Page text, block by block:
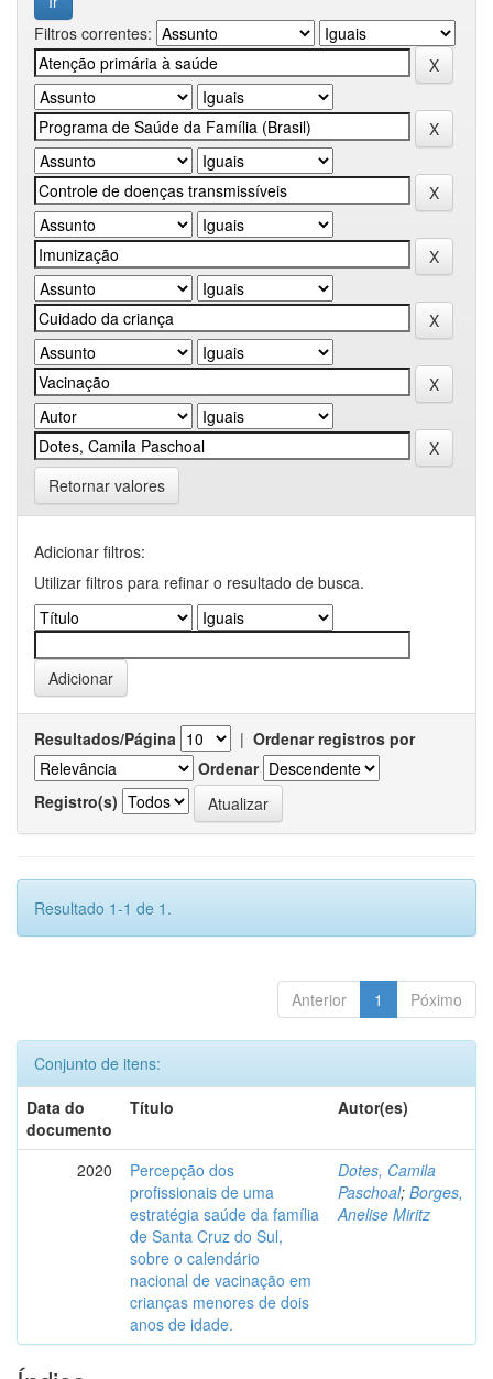
Filtros correntes:
Retornar valores
Adicionar filtros:
Utilizar filtros para refinar o resultado de busca.
Resultados/Página | Ordenar registros por
Ordenar
Registro(s)
Resultado 1-1 de 1.
Anterior 1 Póximo
Conjunto de itens:
Data do
documento
Título Autor(es)
2020
Percepção dos
profissionais de uma
estratégia saúde da família
de Santa Cruz do Sul,
sobre o calendário
nacional de vacinação em
crianças menores de dois
anos de idade.
Dotes, Camila
Paschoal; Borges,
Anelise Miritz